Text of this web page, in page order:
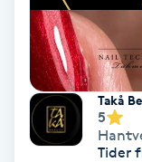
Ombre brows
Ombre naglar
Optiker
Takå
5
Tider